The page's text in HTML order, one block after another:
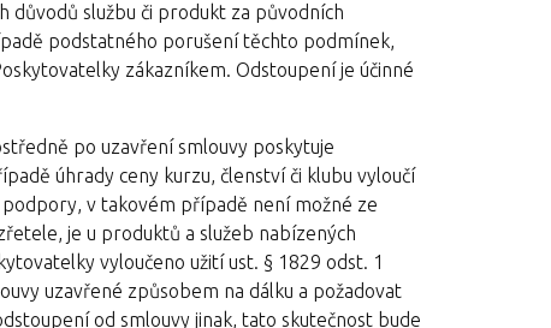
důvodů službu či produkt za původních
podstatného porušení těchto podmínek,
zákazníkem. Odstoupení je účinné
po uzavření smlouvy poskytuje
úhrady ceny kurzu, členství či klubu vyloučí
v takovém případě není možné ze
je u produktů a služeb nabízených
vyloučeno užití ust. § 1829 odst. 1
uzavřené způsobem na dálku a požadovat
od smlouvy jinak, tato skutečnost bude